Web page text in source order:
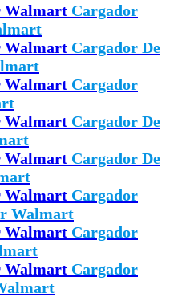
Cargador
Cargador De
Cargador
Cargador De
Cargador De
Cargador
Walmart
Cargador
Cargador